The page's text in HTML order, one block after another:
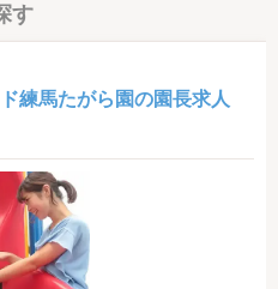
す
練馬たがら園の園長求人